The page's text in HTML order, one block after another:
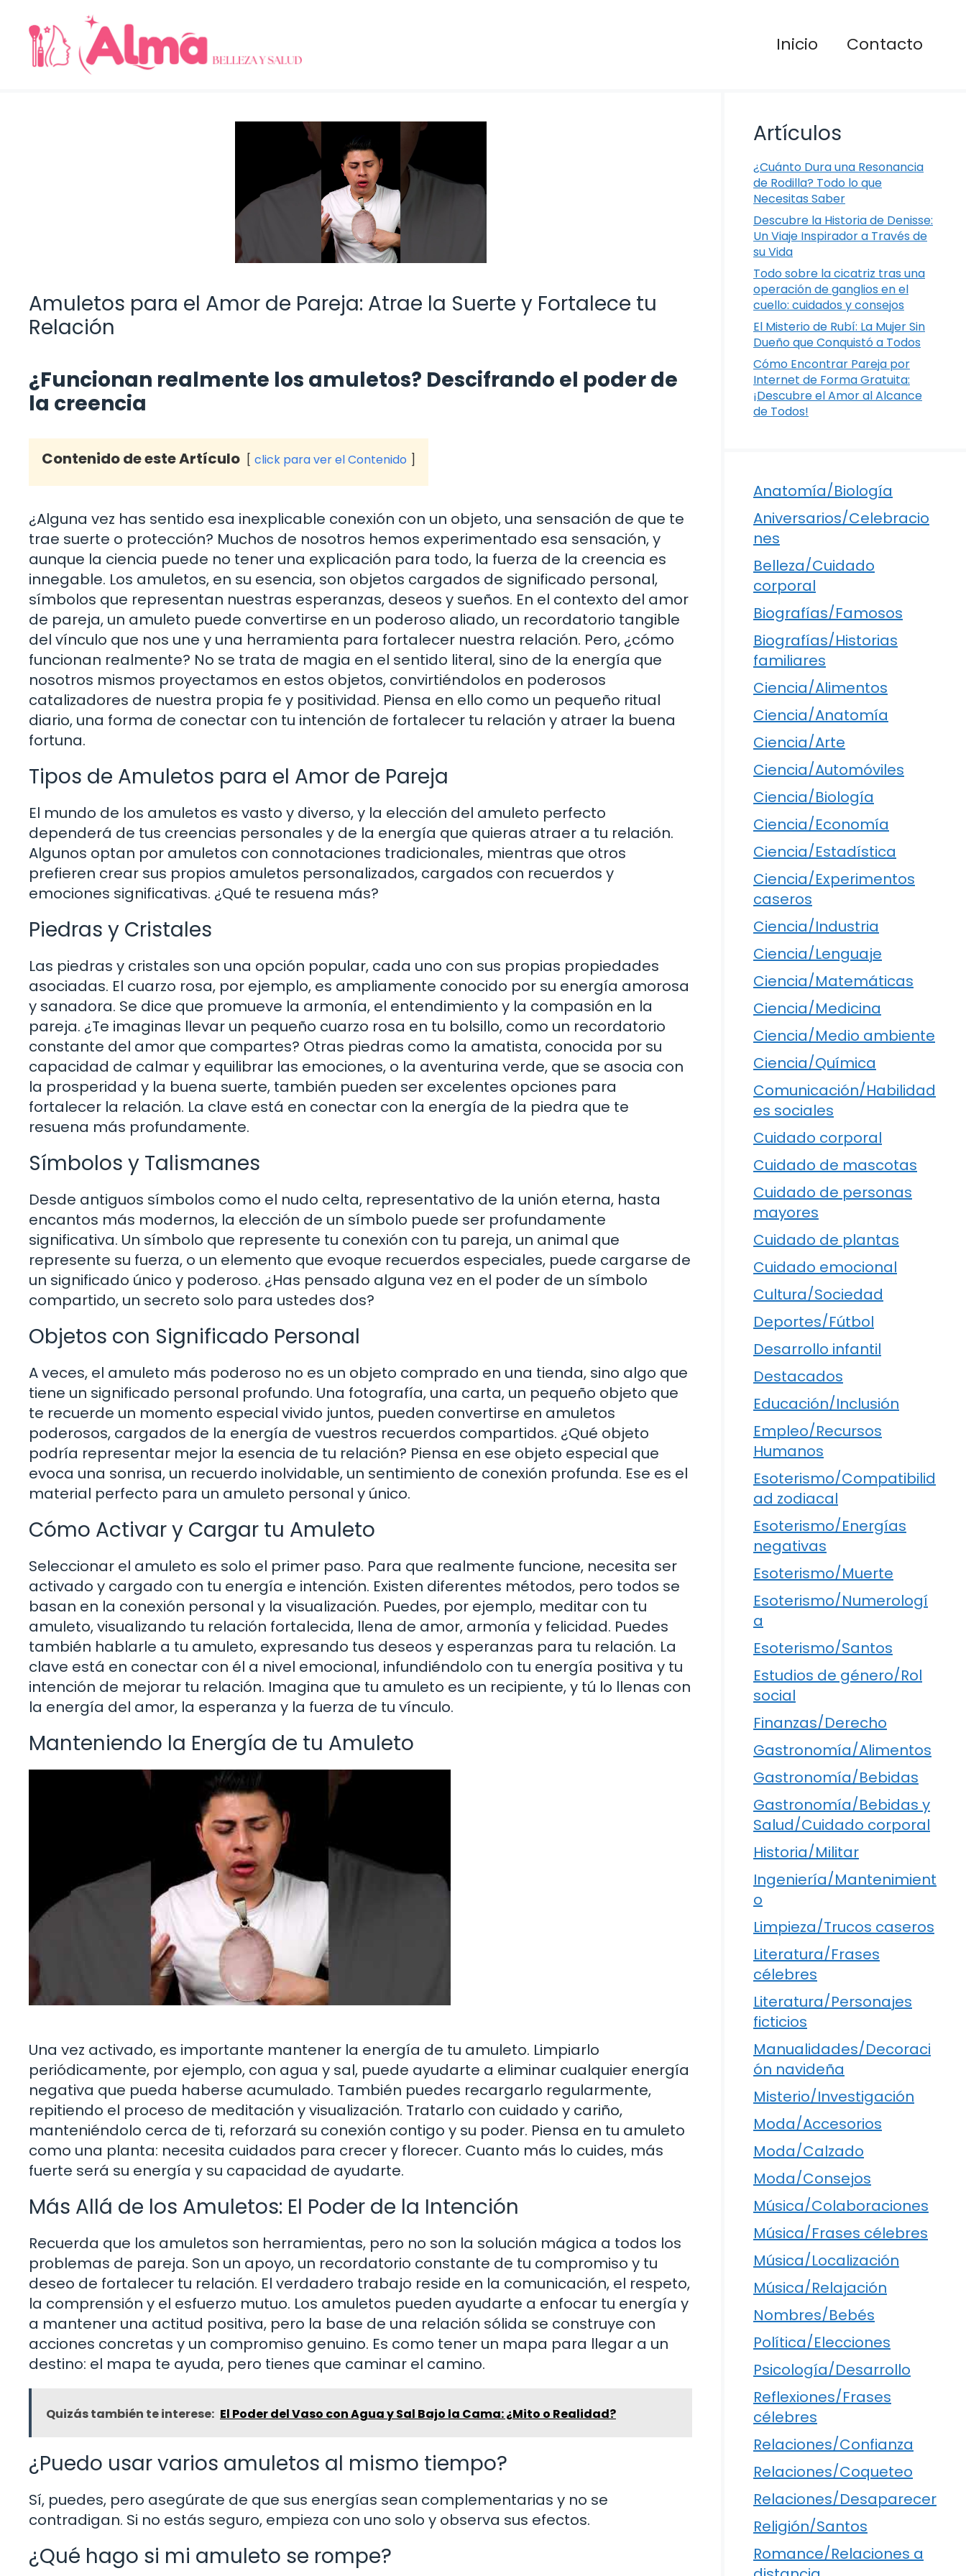
contenido
Inicio Contacto
Amuletos para el Amor de Pareja: Atrae la Suerte y Fortalece tu
Relación
¿Funcionan realmente los amuletos? Descifrando el poder de
la creencia
Contenido de este Artículo click para ver el Contenido
¿Alguna vez has sentido esa inexplicable conexión con un objeto, una sensación de que te
trae suerte o protección? Muchos de nosotros hemos experimentado esa sensación, y
aunque la ciencia puede no tener una explicación para todo, la fuerza de la creencia es
innegable. Los amuletos, en su esencia, son objetos cargados de significado personal,
símbolos que representan nuestras esperanzas, deseos y sueños. En el contexto del amor
de pareja, un amuleto puede convertirse en un poderoso aliado, un recordatorio tangible
del vínculo que nos une y una herramienta para fortalecer nuestra relación. Pero, ¿cómo
funcionan realmente? No se trata de magia en el sentido literal, sino de la energía que
nosotros mismos proyectamos en estos objetos, convirtiéndolos en poderosos
catalizadores de nuestra propia fe y positividad. Piensa en ello como un pequeño ritual
diario, una forma de conectar con tu intención de fortalecer tu relación y atraer la buena
fortuna.
Tipos de Amuletos para el Amor de Pareja
El mundo de los amuletos es vasto y diverso, y la elección del amuleto perfecto
dependerá de tus creencias personales y de la energía que quieras atraer a tu relación.
Algunos optan por amuletos con connotaciones tradicionales, mientras que otros
prefieren crear sus propios amuletos personalizados, cargados con recuerdos y
emociones significativas. ¿Qué te resuena más?
Piedras y Cristales
Las piedras y cristales son una opción popular, cada uno con sus propias propiedades
asociadas. El cuarzo rosa, por ejemplo, es ampliamente conocido por su energía amorosa
y sanadora. Se dice que promueve la armonía, el entendimiento y la compasión en la
pareja. ¿Te imaginas llevar un pequeño cuarzo rosa en tu bolsillo, como un recordatorio
constante del amor que compartes? Otras piedras como la amatista, conocida por su
capacidad de calmar y equilibrar las emociones, o la aventurina verde, que se asocia con
la prosperidad y la buena suerte, también pueden ser excelentes opciones para
fortalecer la relación. La clave está en conectar con la energía de la piedra que te
resuena más profundamente.
Símbolos y Talismanes
Desde antiguos símbolos como el nudo celta, representativo de la unión eterna, hasta
encantos más modernos, la elección de un símbolo puede ser profundamente
significativa. Un símbolo que represente tu conexión con tu pareja, un animal que
represente su fuerza, o un elemento que evoque recuerdos especiales, puede cargarse de
un significado único y poderoso. ¿Has pensado alguna vez en el poder de un símbolo
compartido, un secreto solo para ustedes dos?
Objetos con Significado Personal
A veces, el amuleto más poderoso no es un objeto comprado en una tienda, sino algo que
tiene un significado personal profundo. Una fotografía, una carta, un pequeño objeto que
te recuerde un momento especial vivido juntos, pueden convertirse en amuletos
poderosos, cargados de la energía de vuestros recuerdos compartidos. ¿Qué objeto
podría representar mejor la esencia de tu relación? Piensa en ese objeto especial que
evoca una sonrisa, un recuerdo inolvidable, un sentimiento de conexión profunda. Ese es el
material perfecto para un amuleto personal y único.
Cómo Activar y Cargar tu Amuleto
Seleccionar el amuleto es solo el primer paso. Para que realmente funcione, necesita ser
activado y cargado con tu energía e intención. Existen diferentes métodos, pero todos se
basan en la conexión personal y la visualización. Puedes, por ejemplo, meditar con tu
amuleto, visualizando tu relación fortalecida, llena de amor, armonía y felicidad. Puedes
también hablarle a tu amuleto, expresando tus deseos y esperanzas para tu relación. La
clave está en conectar con él a nivel emocional, infundiéndolo con tu energía positiva y tu
intención de mejorar tu relación. Imagina que tu amuleto es un recipiente, y tú lo llenas con
la energía del amor, la esperanza y la fuerza de tu vínculo.
Manteniendo la Energía de tu Amuleto
Una vez activado, es importante mantener la energía de tu amuleto. Limpiarlo
periódicamente, por ejemplo, con agua y sal, puede ayudarte a eliminar cualquier energía
negativa que pueda haberse acumulado. También puedes recargarlo regularmente,
repitiendo el proceso de meditación y visualización. Tratarlo con cuidado y cariño,
manteniéndolo cerca de ti, reforzará su conexión contigo y su poder. Piensa en tu amuleto
como una planta: necesita cuidados para crecer y florecer. Cuanto más lo cuides, más
fuerte será su energía y su capacidad de ayudarte.
Más Allá de los Amuletos: El Poder de la Intención
Recuerda que los amuletos son herramientas, pero no son la solución mágica a todos los
problemas de pareja. Son un apoyo, un recordatorio constante de tu compromiso y tu
deseo de fortalecer tu relación. El verdadero trabajo reside en la comunicación, el respeto,
la comprensión y el esfuerzo mutuo. Los amuletos pueden ayudarte a enfocar tu energía y
a mantener una actitud positiva, pero la base de una relación sólida se construye con
acciones concretas y un compromiso genuino. Es como tener un mapa para llegar a un
destino: el mapa te ayuda, pero tienes que caminar el camino.
Quizás también te interese: El Poder del Vaso con Agua y Sal Bajo la Cama: ¿Mito o Realidad?
¿Puedo usar varios amuletos al mismo tiempo?
Sí, puedes, pero asegúrate de que sus energías sean complementarias y no se
contradigan. Si no estás seguro, empieza con uno solo y observa sus efectos.
¿Qué hago si mi amuleto se rompe?
Artículos
¿Cuánto Dura una Resonancia
de Rodilla? Todo lo que
Necesitas Saber
Descubre la Historia de Denisse:
Un Viaje Inspirador a Través de
su Vida
Todo sobre la cicatriz tras una
operación de ganglios en el
cuello: cuidados y consejos
El Misterio de Rubí: La Mujer Sin
Dueño que Conquistó a Todos
Cómo Encontrar Pareja por
Internet de Forma Gratuita:
¡Descubre el Amor al Alcance
de Todos!
Anatomía/Biología
Aniversarios/Celebracio
nes
Belleza/Cuidado
corporal
Biografías/Famosos
Biografías/Historias
familiares
Ciencia/Alimentos
Ciencia/Anatomía
Ciencia/Arte
Ciencia/Automóviles
Ciencia/Biología
Ciencia/Economía
Ciencia/Estadística
Ciencia/Experimentos
caseros
Ciencia/Industria
Ciencia/Lenguaje
Ciencia/Matemáticas
Ciencia/Medicina
Ciencia/Medio ambiente
Ciencia/Química
Comunicación/Habilidad
es sociales
Cuidado corporal
Cuidado de mascotas
Cuidado de personas
mayores
Cuidado de plantas
Cuidado emocional
Cultura/Sociedad
Deportes/Fútbol
Desarrollo infantil
Destacados
Educación/Inclusión
Empleo/Recursos
Humanos
Esoterismo/Compatibilid
ad zodiacal
Esoterismo/Energías
negativas
Esoterismo/Muerte
Esoterismo/Numerologí
a
Esoterismo/Santos
Estudios de género/Rol
social
Finanzas/Derecho
Gastronomía/Alimentos
Gastronomía/Bebidas
Gastronomía/Bebidas y
Salud/Cuidado corporal
Historia/Militar
Ingeniería/Mantenimient
o
Limpieza/Trucos caseros
Literatura/Frases
célebres
Literatura/Personajes
ficticios
Manualidades/Decoraci
ón navideña
Misterio/Investigación
Moda/Accesorios
Moda/Calzado
Moda/Consejos
Música/Colaboraciones
Música/Frases célebres
Música/Localización
Música/Relajación
Nombres/Bebés
Política/Elecciones
Psicología/Desarrollo
Reflexiones/Frases
célebres
Relaciones/Confianza
Relaciones/Coqueteo
Relaciones/Desaparecer
Religión/Santos
Romance/Relaciones a